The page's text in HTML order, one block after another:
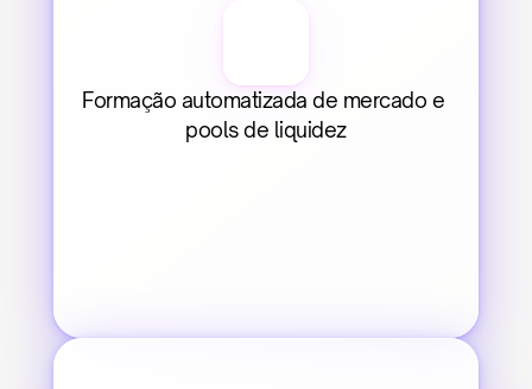
Formação automatizada de mercado e
pools de liquidez